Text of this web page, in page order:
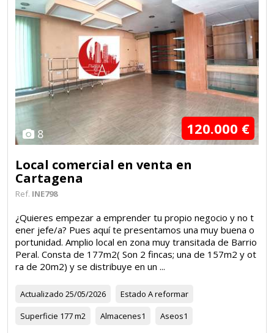
8 120.000 €
Local comercial en venta en
Cartagena
Ref. INE798
¿Quieres empezar a emprender tu propio negocio y no t
ener jefe/a? Pues aquí te presentamos una muy buena o
portunidad. Amplio local en zona muy transitada de Barrio
Peral. Consta de 177m2( Son 2 fincas; una de 157m2 y ot
ra de 20m2) y se distribuye en un ...
Actualizado 25/05/2026 Estado A reformar
Superficie 177 m2 Almacenes1 Aseos1